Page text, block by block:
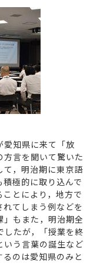
愛知県に来て「放
言を聞いて驚いた
て，明治期に東京語
極的に取り込んで
とにより，地方で
てしまう例などを
もまた，明治期全
したが，「授業を終
いう言葉の誕生など
のは愛知県のみと